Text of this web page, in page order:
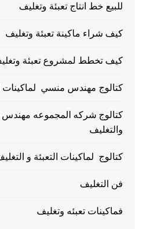
للبيع خط انتاج تعبئة وتغليف
كيف شراء ماكينة تعبئة وتغليف
كيف تخطط لمشروع تعبئة
كتالوج مهندس منسي لماكينات
كتالوج شركه المجموعه مهندس
والتغليف
كتالوج لماكينات التعبئة و
فن التغليف
فماكينات تعبئه وتغليف